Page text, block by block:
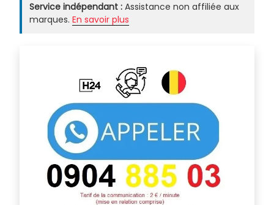
Service indépendant : Assistance non affiliée aux
marques. En savoir plus